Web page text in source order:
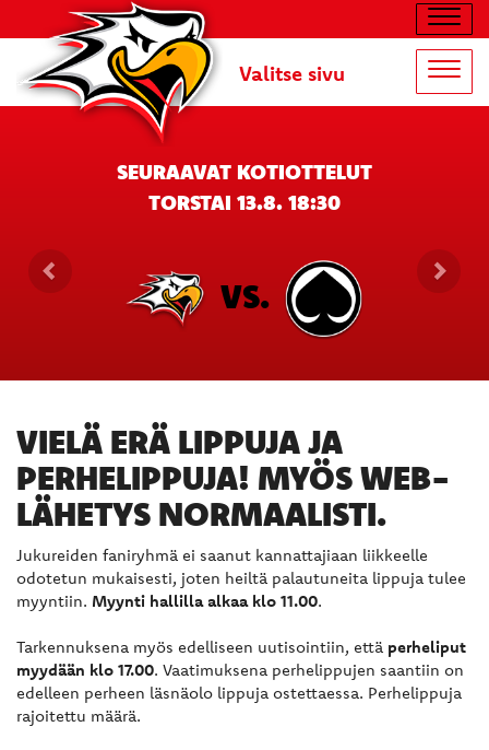
Valitse sivu
SEURAAVAT KOTIOTTELUT
TORSTAI 13.8. 18:30
VS.
VIELÄ ERÄ LIPPUJA JA
PERHELIPPUJA! MYÖS WEB-
LÄHETYS NORMAALISTI.
Jukureiden faniryhmä ei saanut kannattajiaan liikkeelle
odotetun mukaisesti, joten heiltä palautuneita lippuja tulee
myyntiin. Myynti hallilla alkaa klo 11.00.
Tarkennuksena myös edelliseen uutisointiin, että perheliput
myydään klo 17.00. Vaatimuksena perhelippujen saantiin on
edelleen perheen läsnäolo lippuja ostettaessa. Perhelippuja
rajoitettu määrä.